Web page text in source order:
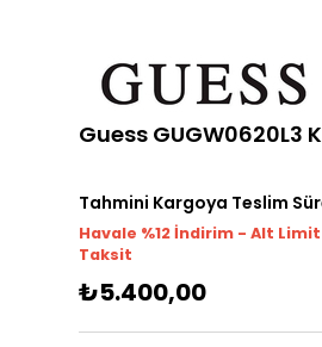
Guess GUGW0620L3
Tahmini Kargoya Teslim
Havale %12 İndirim - Alt Limit
Taksit
₺5.400,00